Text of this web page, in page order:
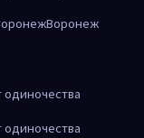
Воронеж
одиночества
одиночества